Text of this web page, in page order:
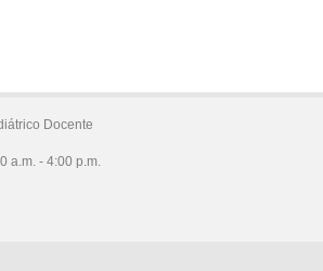
Docente
a.m. - 4:00 p.m.